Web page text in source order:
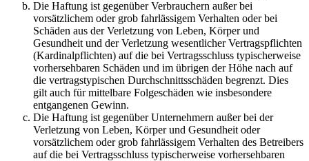
Die Haftung ist gegenüber Verbrauchern außer bei
vorsätzlichem oder grob fahrlässigem Verhalten oder bei
Schäden aus der Verletzung von Leben, Körper und
Gesundheit und der Verletzung wesentlicher Vertragspflichten
(Kardinalpflichten) auf die bei Vertragsschluss typischerweise
vorhersehbaren Schäden und im übrigen der Höhe nach auf
die vertragstypischen Durchschnittsschäden begrenzt. Dies
gilt auch für mittelbare Folgeschäden wie insbesondere
entgangenen Gewinn.
Die Haftung ist gegenüber Unternehmern außer bei der
Verletzung von Leben, Körper und Gesundheit oder
vorsätzlichem oder grob fahrlässigem Verhalten des Betreibers
auf die bei Vertragsschluss typischerweise vorhersehbaren